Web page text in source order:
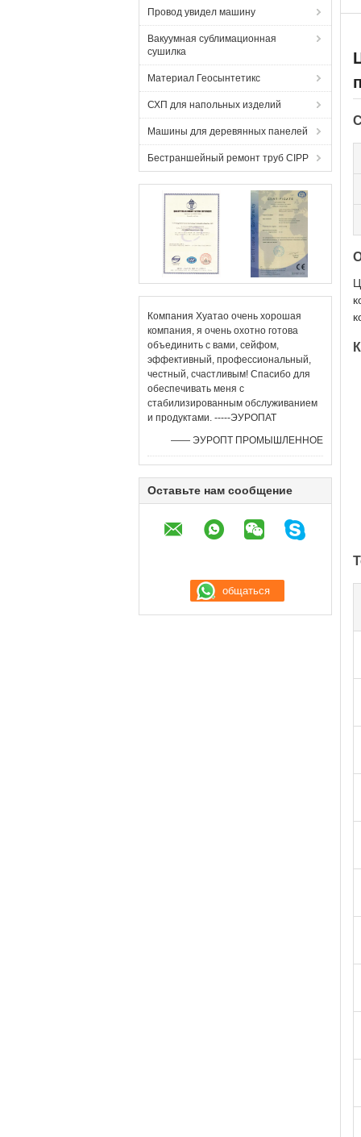
Провод увидел машину
Вакуумная сублимационная
сушилка
Материал Геосынтетикс
СХП для напольных изделий
Машины для деревянных панелей
Бестраншейный ремонт труб CIPP
Компания Хуатао очень хорошая
компания, я очень охотно готова
объединить с вами, сейфом,
эффективный, профессиональный,
честный, счастливым! Спасибо для
обеспечивать меня с
стабилизированным обслуживанием
и продуктами. -----ЭУРОПАТ
—— ЭУРОПТ ПРОМЫШЛЕННОЕ
Оставьте нам сообщение